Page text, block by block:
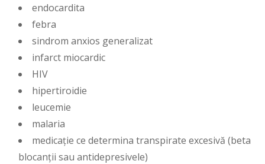
endocardita
febra
sindrom anxios generalizat
infarct miocardic
HIV
hipertiroidie
leucemie
malaria
medicație ce determina transpirate excesivă (beta
blocanții sau antidepresivele)